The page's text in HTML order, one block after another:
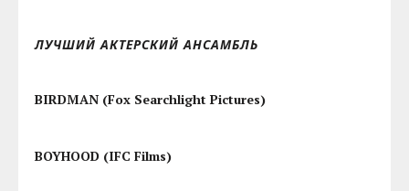
ЛУЧШИЙ АКТЕРСКИЙ АНСАМБЛЬ
BIRDMAN (Fox Searchlight Pictures)
BOYHOOD (IFC Films)